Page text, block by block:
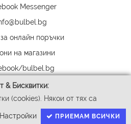
& Бисквитки:
(cookies). Някои от тях са
му, докато други ни
преживяване. За да доставим
Настройки ПРИЕМАМ ВСИЧКИ
Messenger
онлайн поръчки
на магазини
bulbel.bg
bulbel.bg
търговци